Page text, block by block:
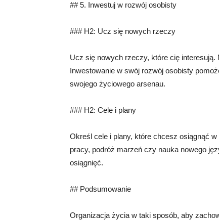
## 5. Inwestuj w rozwój osobisty
### H2: Ucz się nowych rzeczy
Ucz się nowych rzeczy, które cię
Inwestowanie w swój rozwój osobisty
swojego życiowego arsenau.
### H2: Cele i plany
Określ cele i plany, które chcesz osiągnąć
pracy, podróż marzeń czy nauka nowego
osiągnięć.
## Podsumowanie
Organizacja życia w taki sposób, aby